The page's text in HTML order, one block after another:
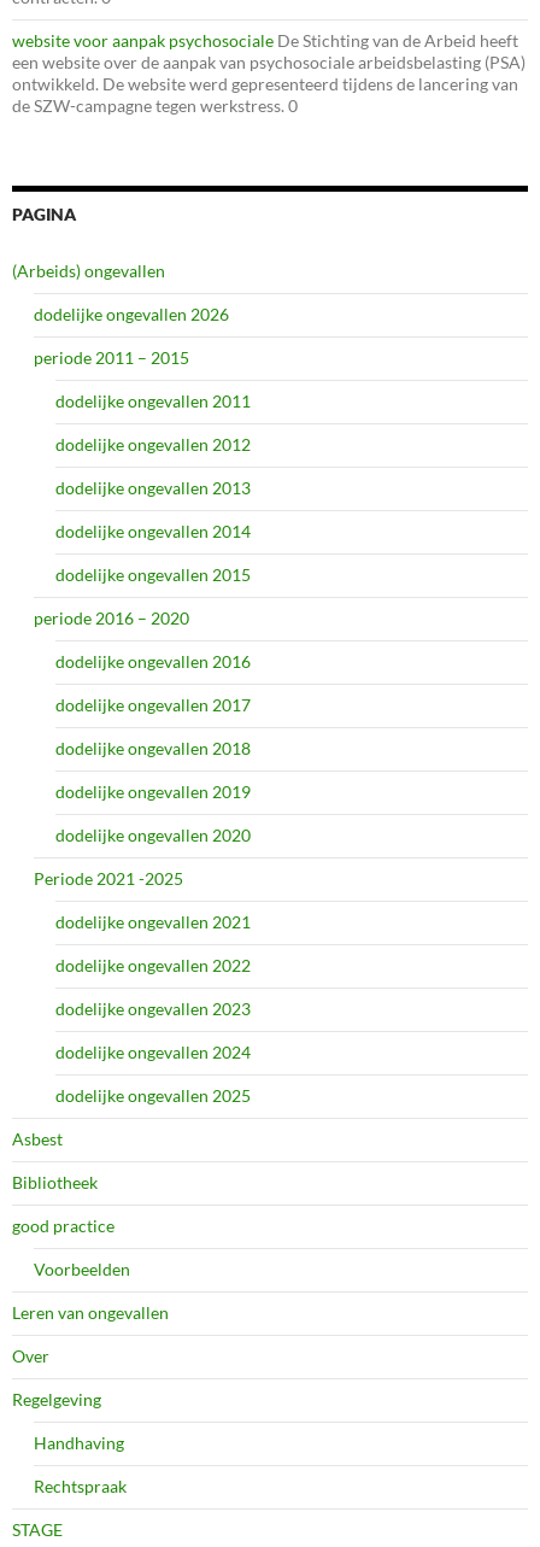
website voor aanpak psychosociale De Stichting van de Arbeid heeft
een website over de aanpak van psychosociale arbeidsbelasting (PSA)
ontwikkeld. De website werd gepresenteerd tijdens de lancering van
de SZW-campagne tegen werkstress. 0
PAGINA
(Arbeids) ongevallen
dodelijke ongevallen 2026
periode 2011 – 2015
dodelijke ongevallen 2011
dodelijke ongevallen 2012
dodelijke ongevallen 2013
dodelijke ongevallen 2014
dodelijke ongevallen 2015
periode 2016 – 2020
dodelijke ongevallen 2016
dodelijke ongevallen 2017
dodelijke ongevallen 2018
dodelijke ongevallen 2019
dodelijke ongevallen 2020
Periode 2021 -2025
dodelijke ongevallen 2021
dodelijke ongevallen 2022
dodelijke ongevallen 2023
dodelijke ongevallen 2024
dodelijke ongevallen 2025
Asbest
Bibliotheek
good practice
Voorbeelden
Leren van ongevallen
Over
Regelgeving
Handhaving
Rechtspraak
STAGE